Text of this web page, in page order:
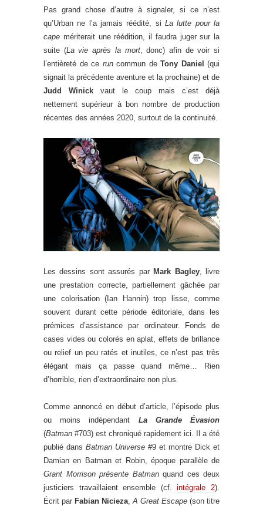
Pas grand chose d’autre à signaler, si ce n’est
qu’Urban ne l’a jamais réédité, si La lutte pour la
cape mériterait une réédition, il faudra juger sur la
suite (La vie après la mort, donc) afin de voir si
l’entièreté de ce runcommun de Tony Daniel (qui
signait la précédente aventure et la prochaine) et de
Judd Winick vaut le coup mais c’est déjà
nettement supérieur à bon nombre de production
récentes des années 2020, surtout de la continuité.
Les dessins sont assurés par Mark Bagley, livre
une prestation correcte, partiellement gâchée par
une colorisation (Ian Hannin) trop lisse, comme
souvent durant cette période éditoriale, dans les
prémices d’assistance par ordinateur. Fonds de
cases vides ou colorés en aplat, effets de brillance
ou relief un peu ratés et inutiles, ce n’est pas très
élégant mais ça passe quand même… Rien
d’horrible, rien d’extraordinaire non plus.
Comme annoncé en début d’article, l’épisode plus
ou moins indépendant La Grande Évasion
(Batman #703) est chroniqué rapidement ici. Il a été
publié dans Batman Universe #9 et montre Dick et
Damian en Batman et Robin, époque parallèle de
Grant Morrison présente Batmanquand ces deux
justiciers travaillaient ensemble (cf.intégrale 2).
Écrit par Fabian Nicieza A Great Escape (son titre